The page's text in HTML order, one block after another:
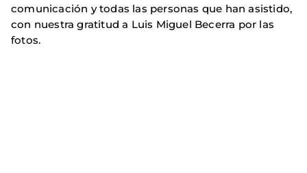
comunicación y todas las personas que han asistido,
con nuestra gratitud a Luis Miguel Becerra por las
fotos.